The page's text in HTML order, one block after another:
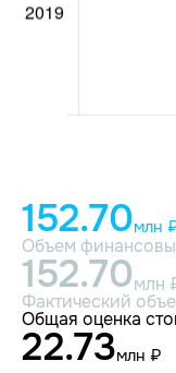
152.70млн
Объем
152.70млн
Фактический
Общая оценка
22.73млн ₽